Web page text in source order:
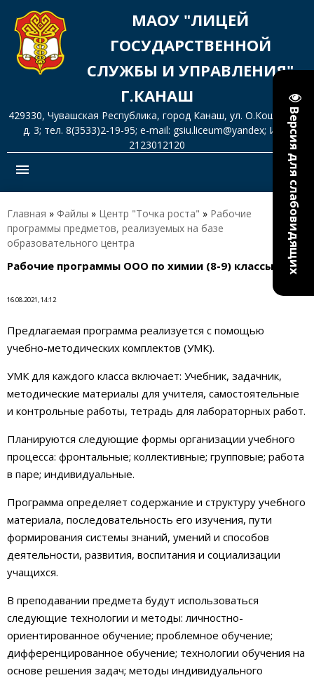
Версия для слабовидящих
МАОУ "ЛИЦЕЙ
ГОСУДАРСТВЕННОЙ
СЛУЖБЫ И УПРАВЛЕНИЯ"
Г.КАНАШ
429330, Чувашская Республика, город Канаш, ул. О.Кошевого,
д. 3; тел. 8(3533)2-19-95; e-mail: gsiu.liceum@yandex; ИНН
2123012120
menu
Главная » Файлы » Центр "Точка роста" » Рабочие
программы предметов, реализуемых на базе
образовательного центра
Рабочие программы ООО по химии (8-9) классы
16.08.2021, 14:12
Предлагаемая программа реализуется с помощью
учебно-методических комплектов (УМК).
УМК для каждого класса включает: Учебник, задачник,
методические материалы для учителя, самостоятельные
и контрольные работы, тетрадь для лабораторных работ.
Планируются следующие формы организации учебного
процесса: фронтальные; коллективные; групповые; работа
в паре; индивидуальные.
Программа определяет содержание и структуру учебного
материала, последовательность его изучения, пути
формирования системы знаний, умений и способов
деятельности, развития, воспитания и социализации
учащихся.
В преподавании предмета будут использоваться
следующие технологии и методы: личностно-
ориентированное обучение; проблемное обучение;
дифференцированное обучение; технологии обучения на
основе решения задач; методы индивидуального